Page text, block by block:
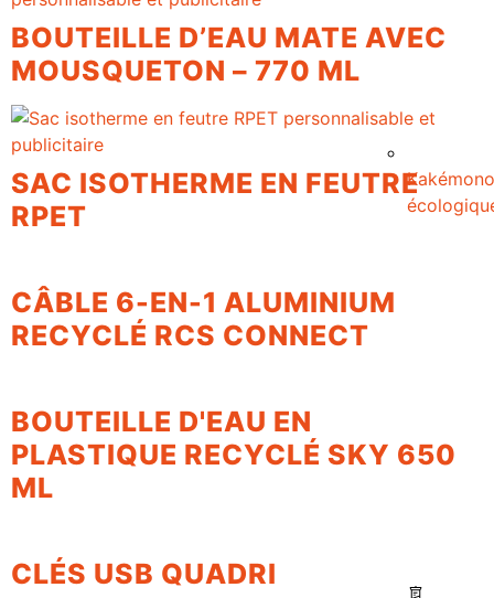
Kakémono
BOUTEILLE D’EAU MATE AVEC
MOUSQUETON – 770 ML
SAC ISOTHERME EN FEUTRE
RPET
CÂBLE 6-EN-1 ALUMINIUM
RECYCLÉ RCS CONNECT
BOUTEILLE D'EAU EN
PLASTIQUE RECYCLÉ SKY 650
ML
CLÉS USB QUADRI